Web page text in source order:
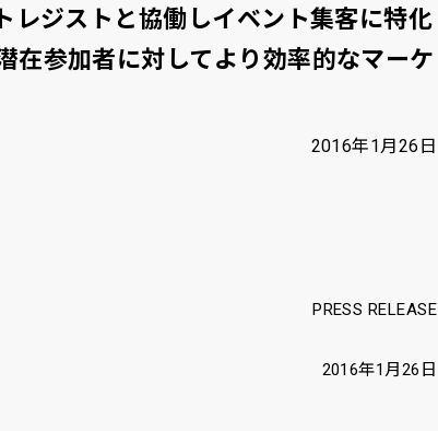
レジストと協働しイベント集客に特化
在参加者に対してより効率的なマーケ
2016年1月26日
PRESS RELEASE
2016年1月26日